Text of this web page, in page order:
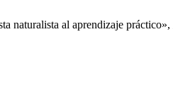
naturalista al aprendizaje práctico»,